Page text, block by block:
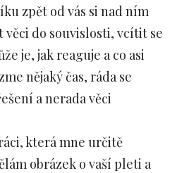
zpět od vás si nad ním
do souvislosti, vcítit se
je, jak reaguje a co asi
nějaký čas, ráda se
a nerada věci
která mne určitě
obrázek o vaší pleti a